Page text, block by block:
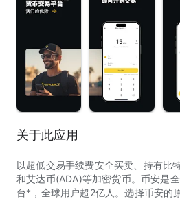
关于此应用
以超低交易手续费安全买卖、持有比
和艾达币(ADA)等加密货币。币安是
台*，全球用户超2亿人。选择币安的